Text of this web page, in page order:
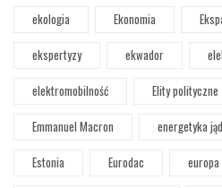
ekologia Ekonomia
ekspertyzy
ekwador
elektromobilność
Elity polityczne
Emmanuel Macron
energetyka
Estonia
Eurodac europa